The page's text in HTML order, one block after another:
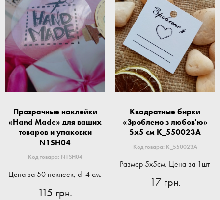
Прозрачные наклейки
«Hand Made» для ваших
товаров и упаковки
N1SH04
Код товара: N1SH04
Цена за 50 наклеек, d=4 см.
115 грн.
Квадратные бирки
«Зроблено з любов'ю»
5x5 см K_550023A
Код товара: K_550023A
Размер 5x5см. Цена за 1шт
17 грн.